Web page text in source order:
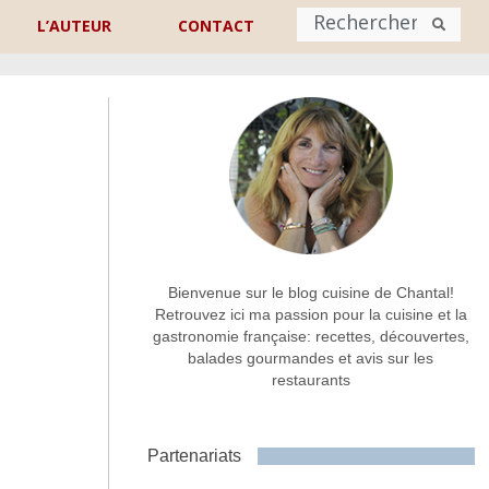
L’AUTEUR CONTACT
Nom
Commentaire ou message *
Bienvenue sur le blog cuisine de Chantal!
Retrouvez ici ma passion pour la cuisine et la
gastronomie française: recettes, découvertes,
balades gourmandes et avis sur les
restaurants
Partenariats